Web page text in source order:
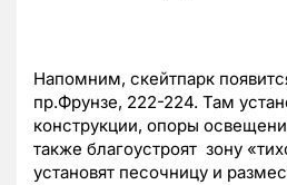
Напомним, скейтпарк
пр.Фрунзе, 222-224. Там
конструкции, опоры
также благоустроят зону
установят песочницу и